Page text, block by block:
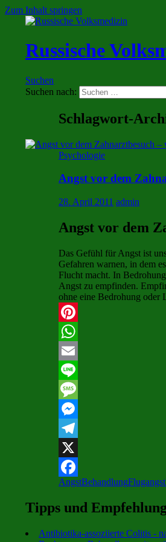
Zum Inhalt springen
Russische
Suchen
Suchen nach:
Schlagwort-
Psychologie
Angst vor dem
28. April 2011 admin
Angst vor dem
Das Gefühl für Angst ist
Gefahren warnen, in dem
Flucht macht. In
Angst zu empfinden.
ohne eine Bedrohung oder
Pinterest
WhatsApp
Email
Line
Message
Messenger
Telegram
X
Facebook
AngstBehandlungFlugangst
Tipps und
Antibiotika-assoziierte Colitis -